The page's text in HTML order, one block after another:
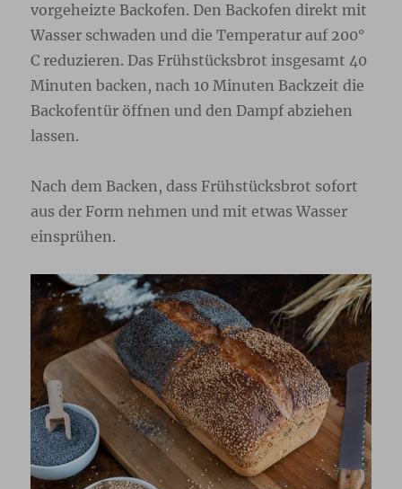
vorgeheizte Backofen. Den Backofen direkt mit
Wasser schwaden und die Temperatur auf 200°
C reduzieren. Das Frühstücksbrot insgesamt 40
Minuten backen, nach 10 Minuten Backzeit die
Backofentür öffnen und den Dampf abziehen
lassen.
Nach dem Backen, dass Frühstücksbrot sofort
aus der Form nehmen und mit etwas Wasser
einsprühen.